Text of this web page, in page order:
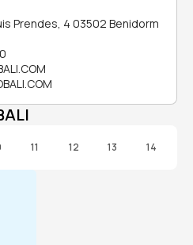
Prendes, 4 03502 Benidorm
11 12 13 14